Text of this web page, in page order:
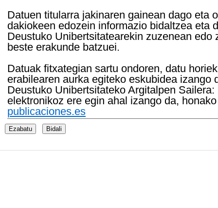
Datuen titularra jakinaren gainean dago eta
dakiokeen edozein informazio bidaltzea eta
Deustuko Unibertsitatearekin zuzenean
beste erakunde batzuei.
Datuak fitxategian sartu ondoren, datu
erabilearen aurka egiteko eskubidea
Deustuko Unibertsitateko Argitalpen
elektronikoz ere egin ahal izango da,
publicaciones.es
Ezabatu Bidali